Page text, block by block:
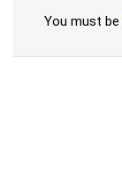
You must be